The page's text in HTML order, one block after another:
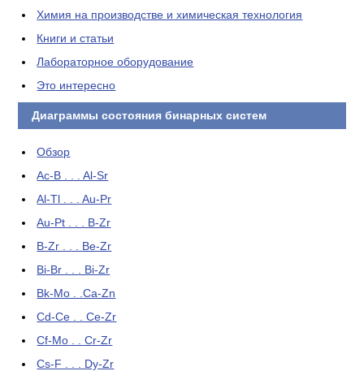
Химия на производстве и химическая технология
Книги и статьи
Лабораторное оборудование
Это интересно
Диаграммы состояния бинарных систем
Обзор
Ac-B . . . Al-Sr
Al-Tl . . . Au-Pr
Au-Pt . . . B-Zr
B-Zr . . . Be-Zr
Bi-Br . . . Bi-Zr
Bk-Mo . .Ca-Zn
Cd-Ce . . Ce-Zr
Cf-Mo . . Cr-Zr
Cs-F . . . Dy-Zr